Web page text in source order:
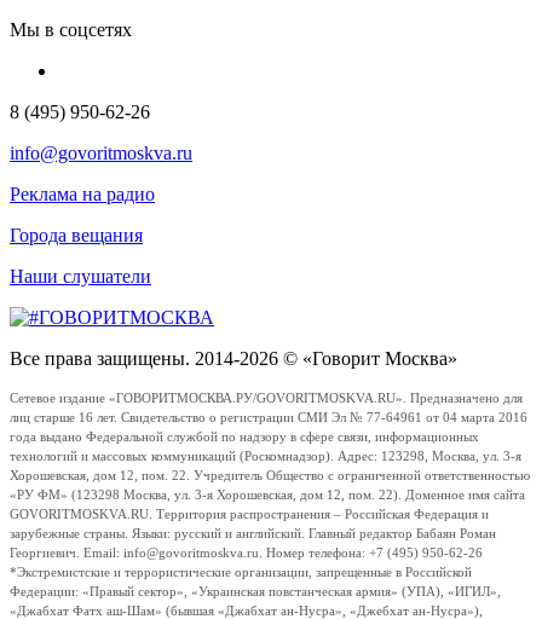
Мы в соцсетях
8 (495) 950-62-26
info@govoritmoskva.ru
Реклама на радио
Города вещания
Наши слушатели
Все права защищены. 2014-2026 © «Говорит Москва»
Сетевое издание «ГОВОРИТМОСКВА.РУ/GOVORITMOSKVA.RU». Предназначено для
лиц старше 16 лет. Свидетельство о регистрации СМИ Эл № 77-64961 от 04 марта 2016
года выдано Федеральной службой по надзору в сфере связи, информационных
технологий и массовых коммуникаций (Роскомнадзор). Адрес: 123298, Москва, ул. 3-я
Хорошевская, дом 12, пом. 22. Учредитель Общество с ограниченной ответственностью
«РУ ФМ» (123298 Москва, ул. 3-я Хорошевская, дом 12, пом. 22). Доменное имя сайта
GOVORITMOSKVA.RU. Территория распространения – Российская Федерация и
зарубежные страны. Языки: русский и английский. Главный редактор Бабаян Роман
Георгиевич. Email: info@govoritmoskva.ru. Номер телефона: +7 (495) 950-62-26
*Экстремистские и террористические организации, запрещенные в Российской
Федерации: «Правый сектор», «Украинская повстанческая армия» (УПА), «ИГИЛ»,
«Джабхат Фатх аш-Шам» (бывшая «Джабхат ан-Нусра», «Джебхат ан-Нусра»),